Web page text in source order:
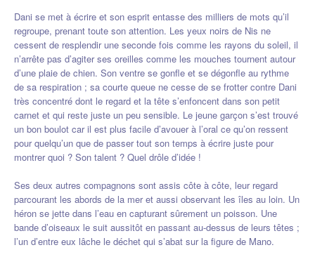
Dani se met à écrire et son esprit entasse des milliers de mots qu’il
regroupe, prenant toute son attention. Les yeux noirs de Nis ne
cessent de resplendir une seconde fois comme les rayons du soleil, il
n’arrête pas d’agiter ses oreilles comme les mouches tournent autour
d’une plaie de chien. Son ventre se gonfle et se dégonfle au rythme
de sa respiration ; sa courte queue ne cesse de se frotter contre Dani
très concentré dont le regard et la tête s’enfoncent dans son petit
carnet et qui reste juste un peu sensible. Le jeune garçon s’est trouvé
un bon boulot car il est plus facile d’avouer à l’oral ce qu’on ressent
pour quelqu’un que de passer tout son temps à écrire juste pour
montrer quoi ? Son talent ? Quel drôle d’idée !
Ses deux autres compagnons sont assis côte à côte, leur regard
parcourant les abords de la mer et aussi observant les îles au loin. Un
héron se jette dans l’eau en capturant sûrement un poisson. Une
bande d’oiseaux le suit aussitôt en passant au-dessus de leurs têtes ;
l’un d’entre eux lâche le déchet qui s’abat sur la figure de Mano.